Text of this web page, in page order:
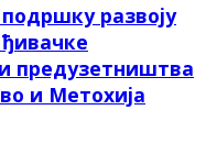
развоју
предузетништва
и Метохија